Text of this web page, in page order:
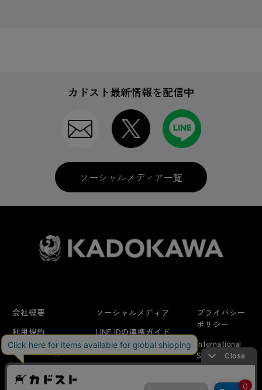
カドスト最新情報を配信中
ソーシャルメディア一覧
会社概要
利用規約
はじめての方へ
ソーシャルメディア
LINE IDの連携ガイド
FAQ
プライバシー
ポリシー
International
Shipping
リクエスト
当サイトでは利用体験の向上およびコンテンツの最適な提供、ト